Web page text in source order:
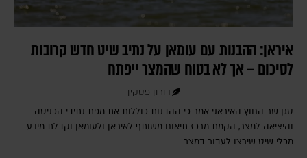
איראן: ההבנות עם עומאן על נתיב שיט חדש קרובות
לסיכום – אך לא בטוח שהמצר ייפתח
דורון פסקין
סגן שר החוץ האיראני אמר כי ההבנות כוללות את מפת נתיבי הכניסה
והיציאה למצר, הקמת מרכז תיאום משותף לאיראן ולעומאן וקבלת מידע
מכלי שיט שירצו לעבור במצר